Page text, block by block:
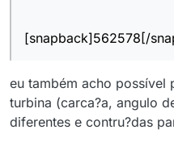
[snapback]562578[/
eu também acho possível
turbina (carca?a, angulo
diferentes e contru?das